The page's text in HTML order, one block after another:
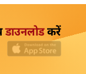
दिया जाता है।
ऐसे हैं जहां
कहा जाता है। कुछ
कभी भी मंदिर में